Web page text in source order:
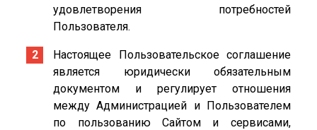
удовлетворения потребностей
Пользователя.
Настоящее Пользовательское соглашение
является юридически обязательным
документом и регулирует отношения
между Администрацией и Пользователем
по пользованию Сайтом и сервисами,